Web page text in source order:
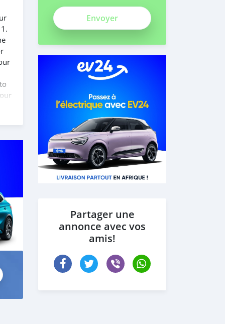
ch3Bpk1syv84znMSeiFp
Partager une
annonce avec vos
amis!